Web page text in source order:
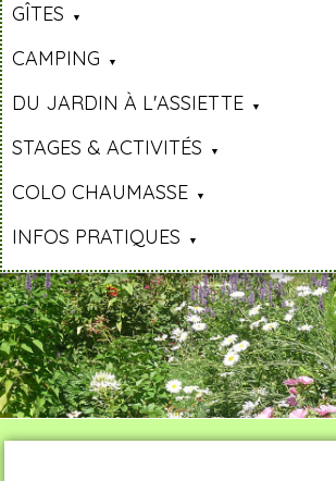
GÎTES
CAMPING
DU JARDIN À L'ASSIETTE
STAGES & ACTIVITÉS
COLO CHAUMASSE
INFOS PRATIQUES